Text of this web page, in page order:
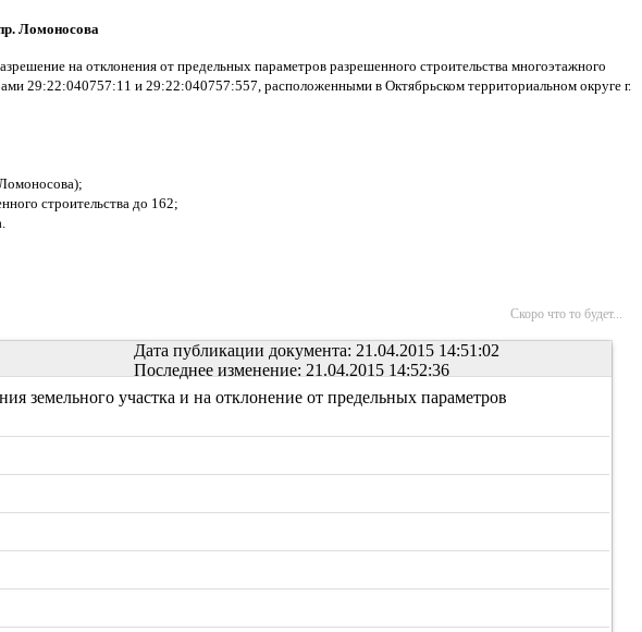
Ломоносова
на отклонения от предельных параметров разрешенного строительства многоэтажного
29:22:040757:11 и 29:22:040757:557, расположенными в Октябрьском территориальном округе г.
строительства до 162;
Скоро что то будет...
Дата публикации документа: 21.04.2015 14:51:02
Последнее изменение: 21.04.2015 14:52:36
земельного участка и на отклонение от предельных параметров